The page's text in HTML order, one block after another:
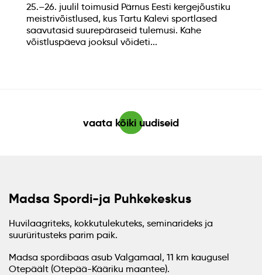
25.–26. juulil toimusid Pärnus Eesti kergejõustiku
meistrivõistlused, kus Tartu Kalevi sportlased
saavutasid suurepäraseid tulemusi. Kahe
võistluspäeva jooksul võideti...
vaata kõiki uudiseid
Madsa Spordi-ja Puhkekeskus
Huvilaagriteks, kokkutulekuteks, seminarideks ja
suurüritusteks parim paik.
Madsa spordibaas asub Valgamaal, 11 km kaugusel
Otepäält (Otepää-Kääriku maantee).